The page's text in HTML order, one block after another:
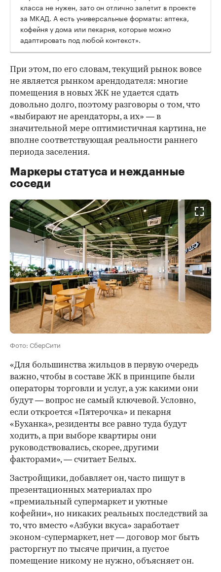
класса не нужен, зато он отлично залетит в проекте
за МКАД. А есть универсальные форматы: аптека,
кофейня у дома или пекарня, которые можно
адаптировать под любой контекст».
При этом, по его словам, текущий рынок вовсе
не является рынком арендодателя: многие
помещения в новых ЖК не удается сдать
довольно долго, поэтому разговоры о том, что
«выбирают не арендаторы, а их» — в
значительной мере оптимистичная картина, не
вполне соответствующая реальности раннего
периода заселения.
Маркеры статуса и нежданные
соседи
Фото: СберСити
«Для большинства жильцов в первую очередь
важно, чтобы в составе ЖК в принципе были
операторы торговли и услуг, а уж какими они
будут — вопрос не самый ключевой. Условно,
если откроется «Пятерочка» и пекарня
«Буханка», резиденты все равно туда будут
ходить, а при выборе квартиры они
руководствовались, скорее, другими
факторами», — считает Белых.
Застройщики, добавляет он, часто пишут в
презентационных материалах про
«премиальный супермаркет и уютные
кофейни», но никаких реальных последствий за
то, что вместо «Азбуки вкуса» заработает
эконом-супермаркет, нет — договор мог быть
расторгнут по тысяче причин, а пустое
помещение никому не нужно, объясняет он.